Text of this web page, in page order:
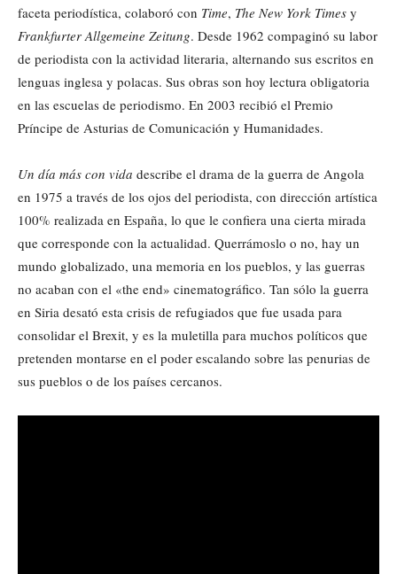
faceta periodística, colaboró con Time, The New York Times y
Frankfurter Allgemeine Zeitung. Desde 1962 compaginó su labor
de periodista con la actividad literaria, alternando sus escritos en
lenguas inglesa y polacas. Sus obras son hoy lectura obligatoria
en las escuelas de periodismo. En 2003 recibió el Premio
Príncipe de Asturias de Comunicación y Humanidades.
Un día más con vida describe el drama de la guerra de Angola
en 1975 a través de los ojos del periodista, con dirección artística
100% realizada en España, lo que le confiera una cierta mirada
que corresponde con la actualidad. Querrámoslo o no, hay un
mundo globalizado, una memoria en los pueblos, y las guerras
no acaban con el «the end» cinematográfico. Tan sólo la guerra
en Siria desató esta crisis de refugiados que fue usada para
consolidar el Brexit, y es la muletilla para muchos políticos que
pretenden montarse en el poder escalando sobre las penurias de
sus pueblos o de los países cercanos.